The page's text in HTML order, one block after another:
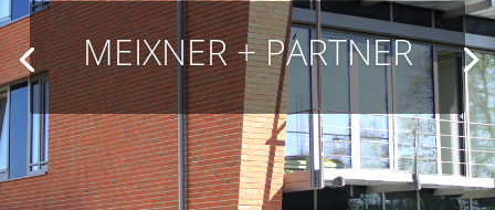
MEIXNER + PARTNER